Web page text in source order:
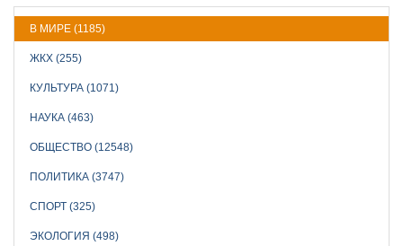
В МИРЕ (1185)
ЖКХ (255)
КУЛЬТУРА (1071)
НАУКА (463)
ОБЩЕСТВО (12548)
ПОЛИТИКА (3747)
СПОРТ (325)
ЭКОЛОГИЯ (498)